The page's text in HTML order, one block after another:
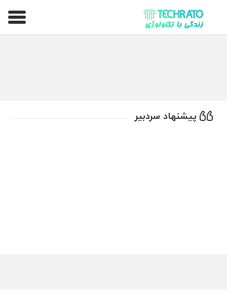
تکراتو – زندگی با تکنولوژی
پیشنهاد سردبیر